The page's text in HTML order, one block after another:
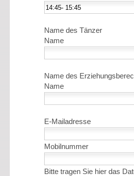
Name des Tänzer
Name
Name des
Name
E-Mailadresse
Mobilnummer
Bitte tragen Sie hier das